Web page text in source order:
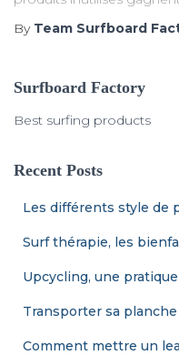
By Team Surfboard
Surfboard Factory
Best surfing products
Recent Posts
Les différents style de
Surf thérapie, les
Upcycling, une
Transporter sa
Comment mettre un